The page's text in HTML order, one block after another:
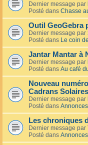
Dernier message par
Posté dans Chasse
Outil GeoGebra
Dernier message par
Posté dans Le coin
Jantar Mantar à
Dernier message par
Posté dans Au café
Nouveau
Cadrans Solaires
Dernier message par
Posté dans Annonces
Les chroniques
Dernier message par
Posté dans Annonces